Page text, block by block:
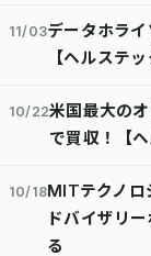
11/03データホラ
【ヘルステ
10/22米国最大の
で買収！【
10/18MITテクノ
ドバイザリ
る